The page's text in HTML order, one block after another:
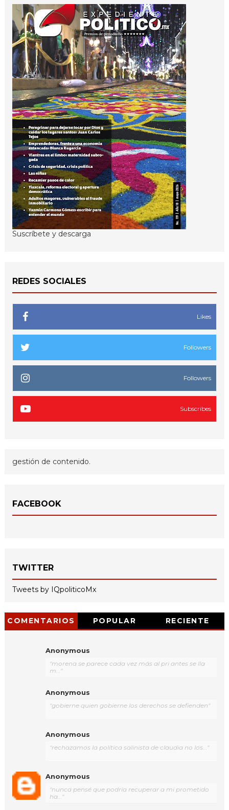
Suscríbete y descarga
REDES SOCIALES
Likes
Followers
Followers
Subscribes
gestión de contenido.
FACEBOOK
TWITTER
Tweets by IQpoliticoMx
COMENTARIOS POPULAR RECIENTE
Anonymous
"morena se parece cada vez más al pri antes se lla
m..."
Anonymous
"gobierne quien gobierne los derechos se defienden"
Anonymous
"rechazamos la política salinista de claudia no los..."
Anonymous
"nunca pensé que podría recuperar a mi prometido
ha..."